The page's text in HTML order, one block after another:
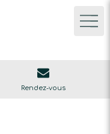
Rendez-vous